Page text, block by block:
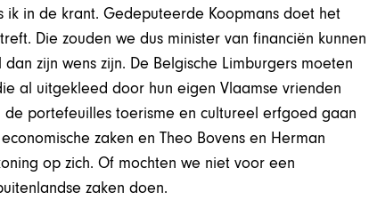
in de krant. Gedeputeerde Koopmans doet het
Die zouden we dus minister van financiën kunnen
zijn wens zijn. De Belgische Limburgers moeten
al uitgekleed door hun eigen Vlaamse vrienden
portefeuilles toerisme en cultureel erfgoed gaan
zaken en Theo Bovens en Herman
op zich. Of mochten we niet voor een
zaken doen.